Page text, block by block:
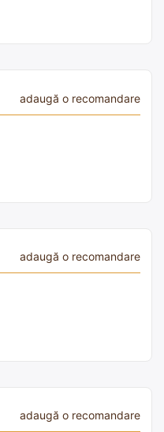
adaugă o recomandare
adaugă o recomandare
adaugă o recomandare